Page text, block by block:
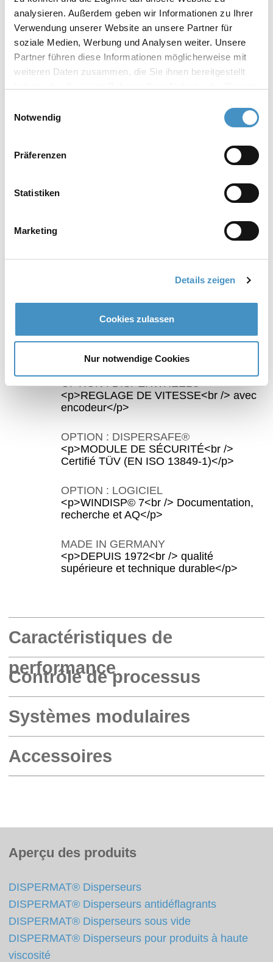
analysieren. Außerdem geben wir Informationen zu Ihrer
Verwendung unserer Website an unsere Partner für
soziale Medien, Werbung und Analysen weiter. Unsere
Partner führen diese Informationen möglicherweise mit
weiteren Daten zusammen, die Sie ihnen bereitgestellt
unsererDatenschutzerklärung Impressum
Notwendig
Präferenzen
Statistiken
Marketing
Details zeigen
Cookies zulassen
Nur notwendige Cookies
microbiologie
agrochimie
céramique etc.
plus importantes
<p>SYSTÈMES MODULAIRES<br />
<p>ÉLECTRIQUE<br /> Maniement très
SECURITE DU TRAVAIL
<p>DIRECTIVE 2006/42/CE<br />
Technologie de sécurité intégrée</p>
<p>CONTROLE DE PROCESSUS<br />
succès de dispersion reproductible</p>
OPTION : DISPERWHEEL®
<p>REGLAGE DE VITESSE<br /> avec
encodeur</p>
OPTION : DISPERSAFE®
<p>MODULE DE SÉCURITÉ<br />
Certifié TÜV (EN ISO 13849-1)</p>
OPTION : LOGICIEL
<p>WINDISP© 7<br /> Documentation,
recherche et AQ</p>
MADE IN GERMANY
<p>DEPUIS 1972<br /> qualité
supérieure et technique durable</p>
Caractéristiques de
performance
Contrôle de processus
Systèmes modulaires
Accessoires
Aperçu des produits
DISPERMAT® Disperseurs
DISPERMAT® Disperseurs antidéflagrants
DISPERMAT® Disperseurs sous vide
DISPERMAT® Disperseurs pour produits à haute
viscosité